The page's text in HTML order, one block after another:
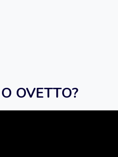
OVETTO?